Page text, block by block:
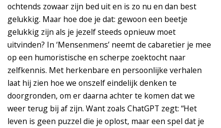
ochtends zowaar zijn bed uit en is zo nu en dan best
gelukkig. Maar hoe doe je dat: gewoon een beetje
gelukkig zijn als je jezelf steeds opnieuw moet
uitvinden? In ‘Mensenmens’ neemt de cabaretier je mee
op een humoristische en scherpe zoektocht naar
zelfkennis. Met herkenbare en persoonlijke verhalen
laat hij zien hoe we onszelf eindelijk denken te
doorgronden, om er daarna achter te komen dat we
weer terug bij af zijn. Want zoals ChatGPT zegt: “Het
leven is geen puzzel die je oplost, maar een spel dat je